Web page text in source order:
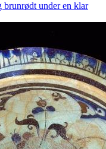
brunrødt under en klar